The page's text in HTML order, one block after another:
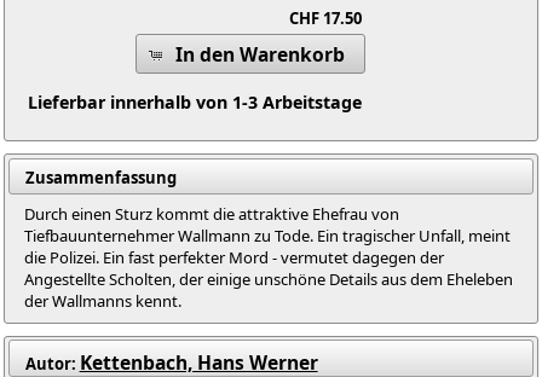
CHF 17.50
In den Warenkorb
Lieferbar innerhalb von 1-3 Arbeitstage
Zusammenfassung
Durch einen Sturz kommt die attraktive Ehefrau von
Tiefbauunternehmer Wallmann zu Tode. Ein tragischer Unfall, meint
die Polizei. Ein fast perfekter Mord - vermutet dagegen der
Angestellte Scholten, der einige unschöne Details aus dem Eheleben
der Wallmanns kennt.
Autor: Kettenbach, Hans Werner